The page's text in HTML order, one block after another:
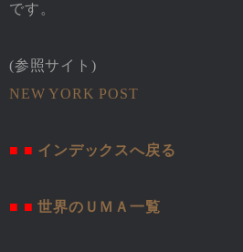
です。
(参照サイト)
NEW YORK POST
■ ■ インデックスへ戻る
■ ■ 世界のＵＭＡ一覧